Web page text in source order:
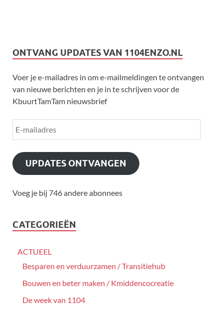
ONTVANG UPDATES VAN 1104ENZO.NL
Voer je e-mailadres in om e-mailmeldingen te ontvangen
van nieuwe berichten en je in te schrijven voor de
KbuurtTamTam nieuwsbrief
UPDATES ONTVANGEN
Voeg je bij 746 andere abonnees
CATEGORIEËN
ACTUEEL
Besparen en verduurzamen / Transitiehub
Bouwen en beter maken / Kmiddencocreatie
De week van 1104